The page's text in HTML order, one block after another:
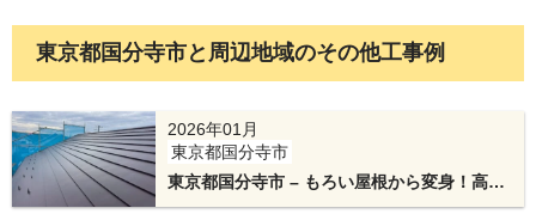
屋根内部の熱や湿気を逃すため、通気口を設けて
換気棟を取り付けます。
東京都国分寺市と周辺地域のその他工事例
2026年01月
東京都国分寺市
東京都国分寺市 – もろい屋根から変身！高耐
久&美観の横暖ルーフαプレミアムSでカバー